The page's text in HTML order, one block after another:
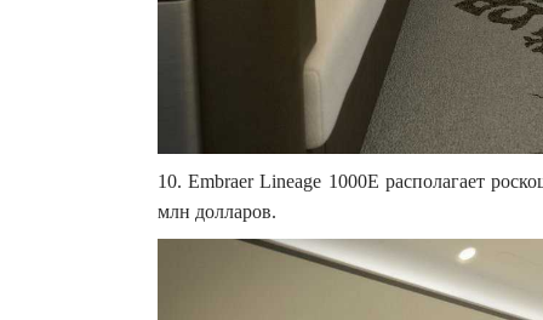
10. Embraer Lineage 1000E располагает
млн долларов.